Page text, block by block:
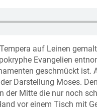
auf Leinen
Evangelien
geschmückt ist.
Darstellung Moses.
der Mitte die nur noch
vor einem Tisch mit